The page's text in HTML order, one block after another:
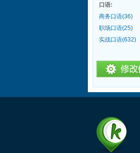
口语:
商务口语(36)
职场口语(25)
实战口语(632)